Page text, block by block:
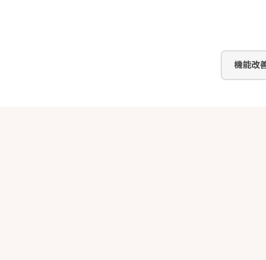
顧
複
機能改